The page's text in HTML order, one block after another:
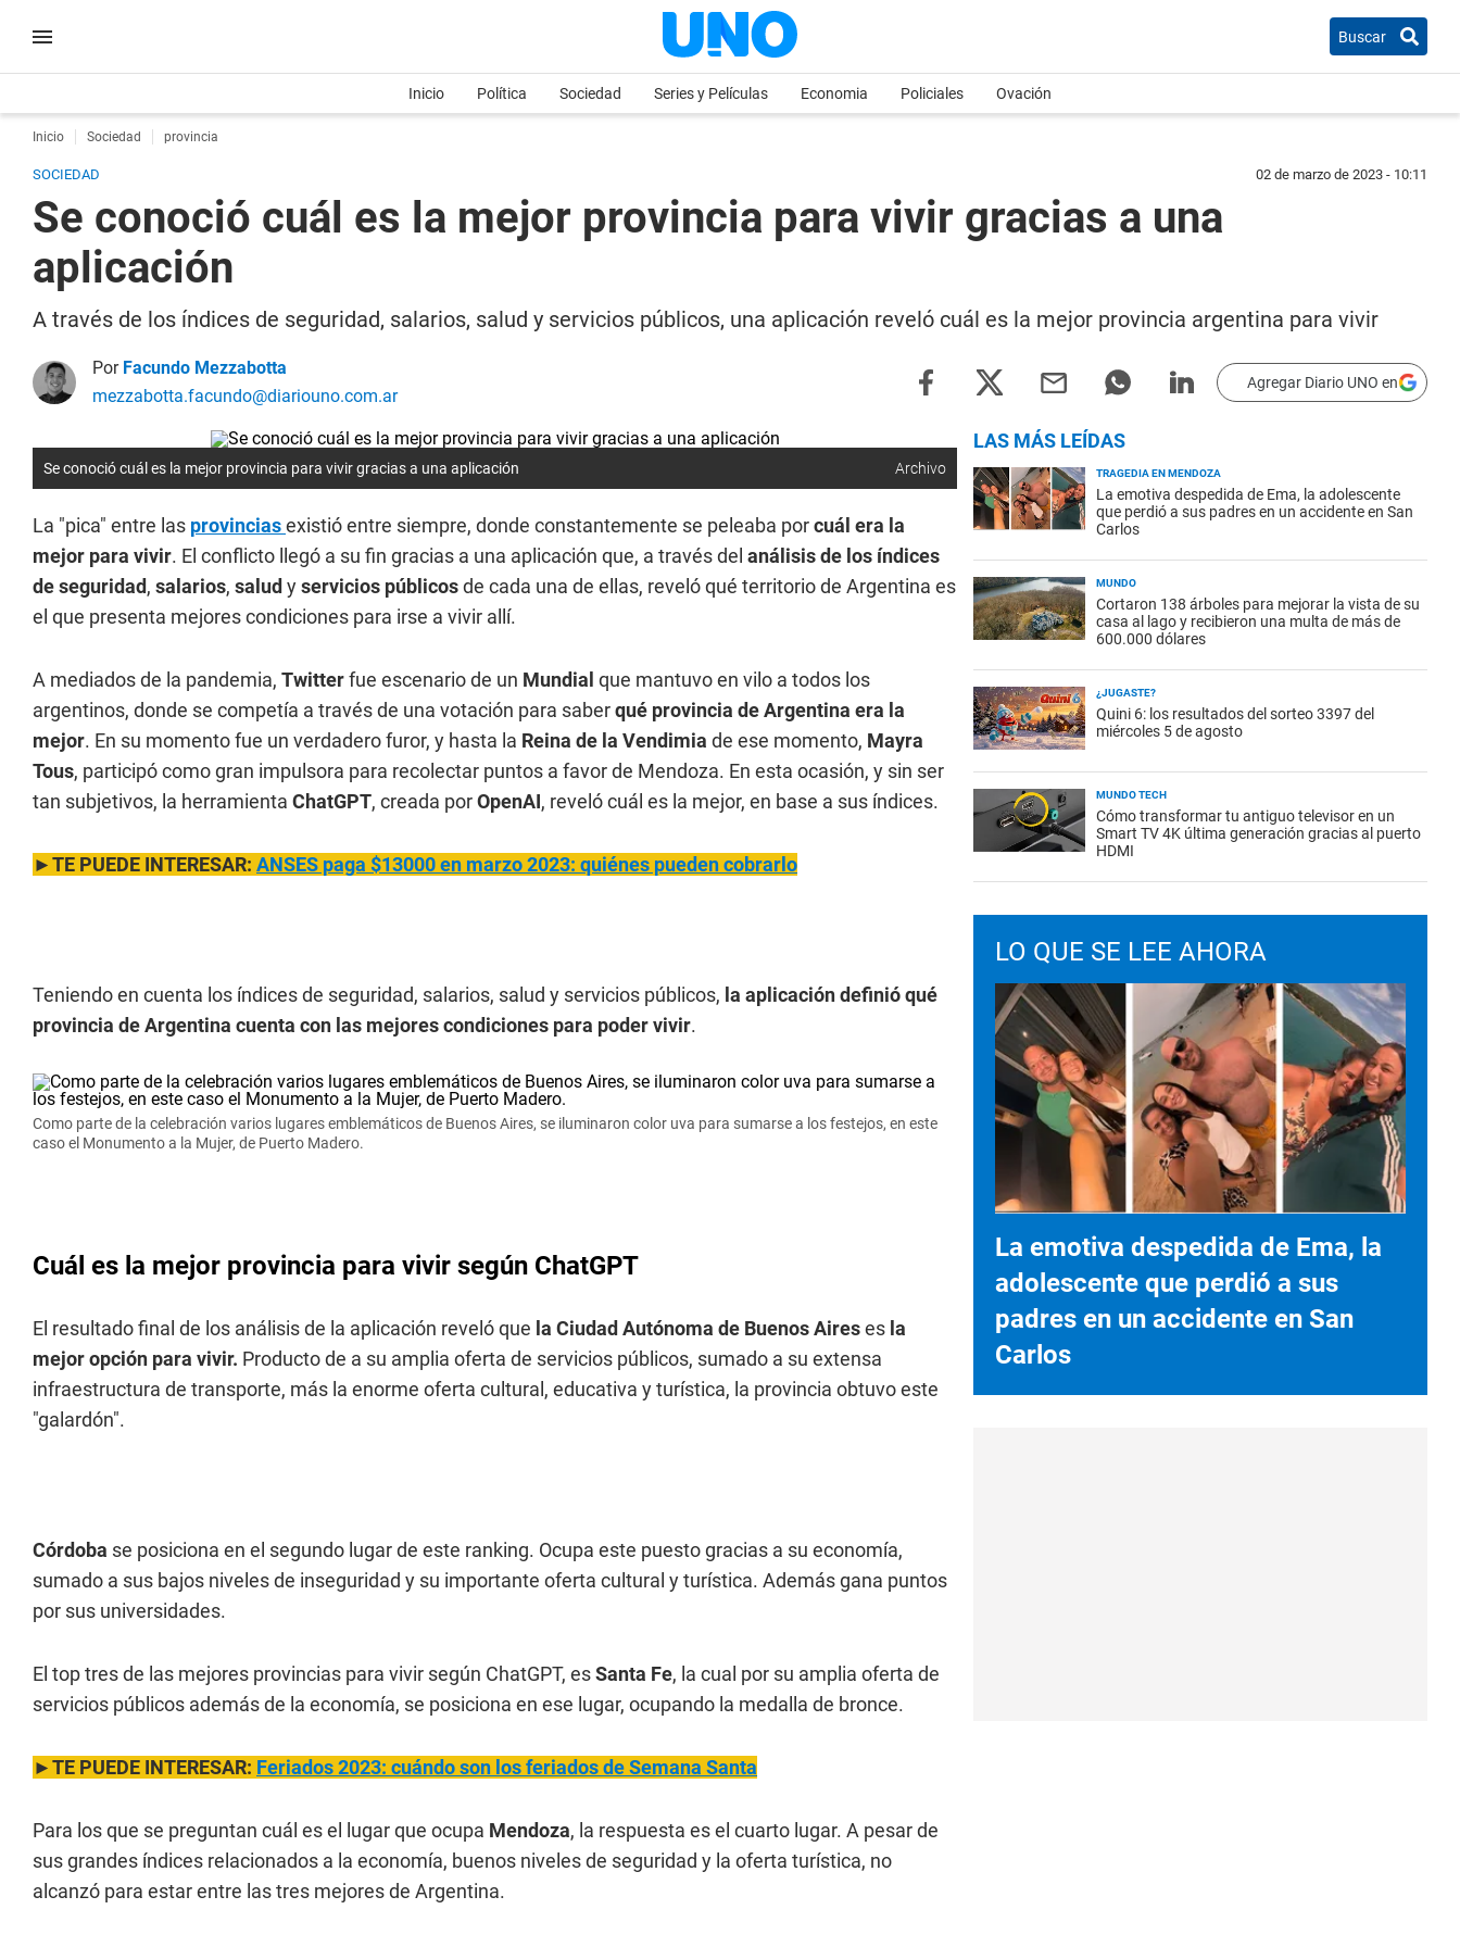
Buscar
Inicio Política Sociedad Series y Películas Economia Policiales Ovación
Inicio Sociedad provincia
SOCIEDAD 02 de marzo de 2023 - 10:11
Se conoció cuál es la mejor provincia para vivir gracias a una
aplicación
A través de los índices de seguridad, salarios, salud y servicios públicos, una aplicación reveló cuál es la mejor provincia argentina para vivir
Por Facundo Mezzabotta
mezzabotta.facundo@diariouno.com.ar
Agregar Diario UNO en
Se conoció cuál es la mejor provincia para vivir gracias a una aplicación Archivo
La "pica" entre las provinciasexistió entre siempre, donde constantemente se peleaba porcuál era la
mejor para vivir. El conflicto llegó a su fin gracias a una aplicación que, a través del análisis de los índices
de seguridad, salarios, salud yservicios públicosde cada una de ellas, reveló qué territorio de Argentina es
el que presenta mejores condiciones para irse a vivir allí.
A mediados de la pandemia, Twitterfue escenario de un Mundial que mantuvo en vilo a todos los
argentinos, donde se competía a través de una votación para saberqué provincia de Argentina era la
mejor. En su momento fue un verdadero furor, y hasta la Reina de la Vendimia de ese momento, Mayra
Tous, participó como gran impulsora para recolectar puntos a favor de Mendoza. En esta ocasión, y sin ser
tan subjetivos, la herramienta ChatGPT, creada porOpenAI, reveló cuál es la mejor, en base a sus índices.
►TE PUEDE INTERESAR: ANSES paga $13000 en marzo 2023: quiénes pueden cobrarlo
Teniendo en cuenta los índices de seguridad, salarios, salud y servicios públicos, la aplicación definió qué
provincia de Argentina cuenta con las mejores condiciones para poder vivir.
Como parte de la celebración varios lugares emblemáticos de Buenos Aires, se iluminaron color uva para sumarse a los festejos, en este
caso el Monumento a la Mujer, de Puerto Madero.
Cuál es la mejor provincia para vivir según ChatGPT
El resultado final de los análisis de la aplicación reveló que la Ciudad Autónoma de Buenos Aireses la
mejor opción para vivir. Producto de a su amplia oferta de servicios públicos, sumado a su extensa
infraestructura de transporte, más la enorme oferta cultural, educativa y turística, la provincia obtuvo este
"galardón".
Córdoba se posiciona en el segundo lugar de este ranking. Ocupa este puesto gracias a su economía,
sumado a sus bajos niveles de inseguridad y su importante oferta cultural y turística. Además gana puntos
por sus universidades.
El top tres de las mejores provincias para vivir según ChatGPT, esSanta Fe, la cual por su amplia oferta de
servicios públicos además de la economía, se posiciona en ese lugar, ocupando la medalla de bronce.
►TE PUEDE INTERESAR: Feriados 2023: cuándo son los feriados de Semana Santa
Para los que se preguntan cuál es el lugar que ocupa Mendoza, la respuesta es el cuarto lugar. A pesar de
sus grandes índices relacionados a la economía, buenos niveles de seguridad y la oferta turística, no
alcanzó para estar entre las tres mejores de Argentina.
LAS MÁS LEÍDAS
TRAGEDIA EN MENDOZA
La emotiva despedida de Ema, la adolescente
que perdió a sus padres en un accidente en San
Carlos
MUNDO
Cortaron 138 árboles para mejorar la vista de su
casa al lago y recibieron una multa de más de
600.000 dólares
¿JUGASTE?
Quini 6: los resultados del sorteo 3397 del
miércoles 5 de agosto
MUNDO TECH
Cómo transformar tu antiguo televisor en un
Smart TV 4K última generación gracias al puerto
HDMI
LO QUE SE LEE AHORA
La emotiva despedida de Ema, la
adolescente que perdió a sus
padres en un accidente en San
Carlos